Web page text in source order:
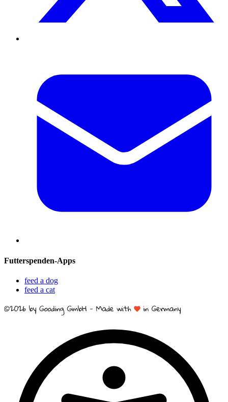
Futterspenden-Apps
feed a dog
feed a cat